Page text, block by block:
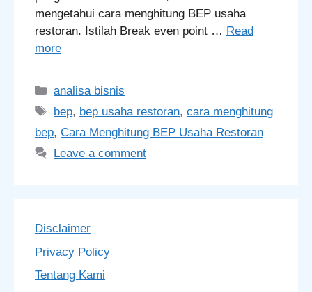
mengetahui cara menghitung BEP usaha
restoran. Istilah Break even point … Read
more
Categories
analisa bisnis
Tags
bep, bep usaha restoran,cara menghitung
bep, Cara Menghitung BEP Usaha Restoran
Leave a comment
Disclaimer
Privacy Policy
Tentang Kami